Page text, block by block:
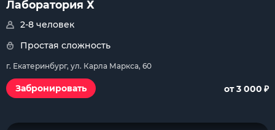
Лаборатория Х
2-8 человек
Простая сложность
г. Екатеринбург, ул. Карла Маркса, 60
Забронировать от 3 000 ₽